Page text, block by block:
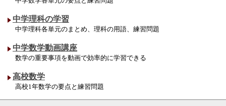
中学理科の学習
中学理科各単元のまとめ、理科の用語、練習問題
中学数学動画講座
数学の重要事項を動画で効率的に学習できる
高校数学
高校1年数学の要点と練習問題